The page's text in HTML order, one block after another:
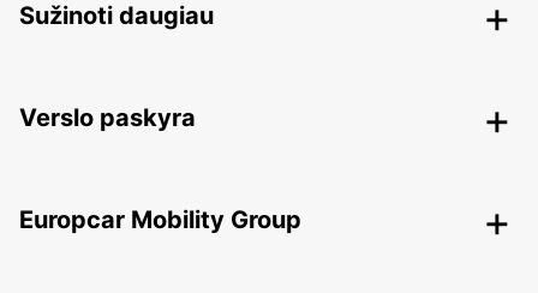
Sužinoti daugiau
Verslo paskyra
Europcar Mobility Group